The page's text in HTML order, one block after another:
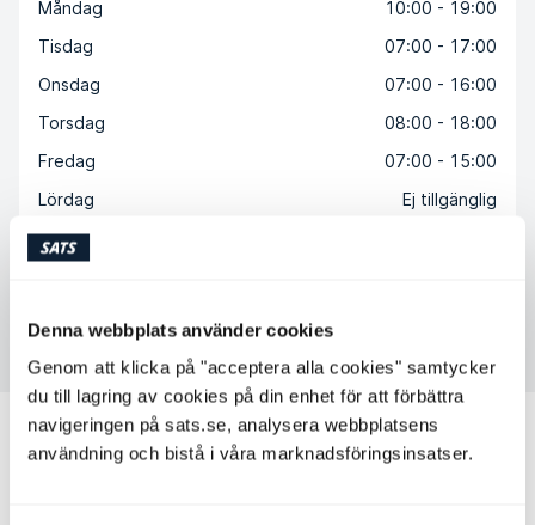
Denna webbplats använder cookies
Genom att klicka på "acceptera alla cookies" samtycker
du till lagring av cookies på din enhet för att förbättra
navigeringen på sats.se, analysera webbplatsens
användning och bistå i våra marknadsföringsinsatser.
Måndag
10:00 - 19:00
Tisdag
07:00 - 17:00
Onsdag
07:00 - 16:00
Torsdag
08:00 - 18:00
Fredag
07:00 - 15:00
Lördag
Ej tillgänglig
Söndag
Kontakta Solmaz Ebadi
Andra personliga tränare som kan
passa för dig